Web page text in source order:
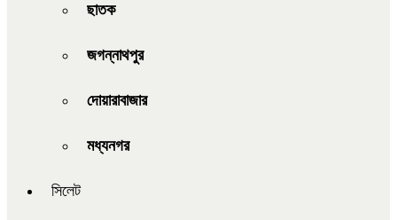
ছাতক
জগন্নাথপুর
দোয়ারাবাজার
মধ্যনগর
সিলেট